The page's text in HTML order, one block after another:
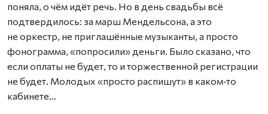
поняла, о чём идёт речь. Но в день свадьбы всё
подтвердилось: за марш Мендельсона, а это
не оркестр, не приглашённые музыканты, а просто
фонограмма, «попросили» деньги. Было сказано, что
если оплаты не будет, то и торжественной регистрации
не будет. Молодых «просто распишут» в каком‑то
кабинете…